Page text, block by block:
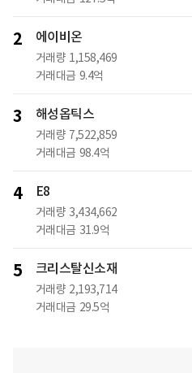
2 에이비온
거래량 1,158,469
거래대금 9.4억
3 해성옵틱스
거래량 7,522,859
거래대금 98.4억
4 E8
거래량 3,434,662
거래대금 31.9억
5 크리스탈신소재
거래량 2,193,714
거래대금 29.5억